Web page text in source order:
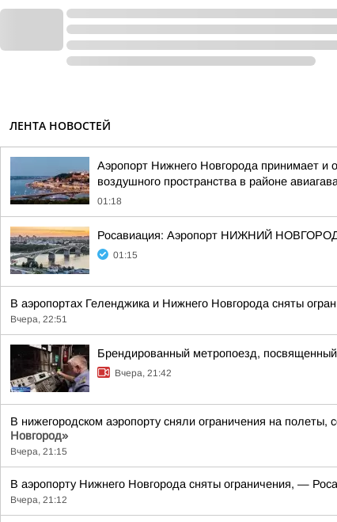
ЛЕНТА НОВОСТЕЙ
Аэропорт Нижнего Новгорода принимает и
воздушного пространства в районе
01:18
Росавиация: Аэропорт НИЖНИЙ
01:15
В аэропортах Геленджика и Нижнего Новгорода сняты
Вчера, 22:51
Брендированный метропоезд,
Вчера, 21:42
В нижегородском аэропорту сняли ограничения на полеты,
Новгород»
Вчера, 21:15
В аэропорту Нижнего Новгорода сняты ограничения, —
Вчера, 21:12